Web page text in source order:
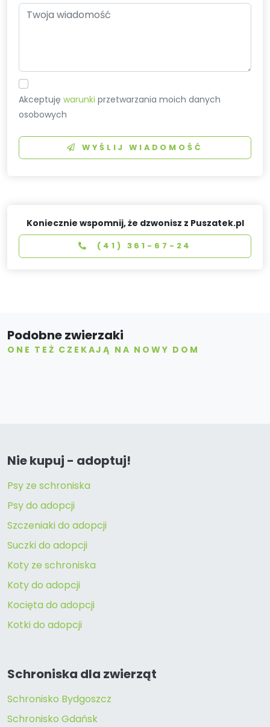
Akceptujęwarunki przetwarzania moich danych
osobowych
WYŚLIJ WIADOMOŚĆ
Koniecznie wspomnij, że dzwonisz z Puszatek.pl
(41) 361-67-24
Podobne zwierzaki
ONE TEŻ CZEKAJĄ NA NOWY DOM
Nie kupuj - adoptuj!
Psy ze schroniska
Psy do adopcji
Szczeniaki do adopcji
Suczki do adopcji
Koty ze schroniska
Koty do adopcji
Kocięta do adopcji
Kotki do adopcji
Schroniska dla zwierząt
Schronisko Bydgoszcz
Schronisko Gdańsk